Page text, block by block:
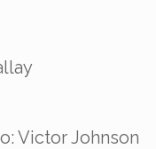
Victor Johnson